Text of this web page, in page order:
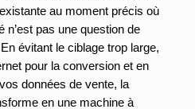
au moment précis où
n’est pas une question de
évitant le ciblage trop large,
pour la conversion et en
données de vente, la
en une machine à